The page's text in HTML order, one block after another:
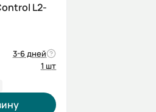
L2-
3-6 дней
1 шт